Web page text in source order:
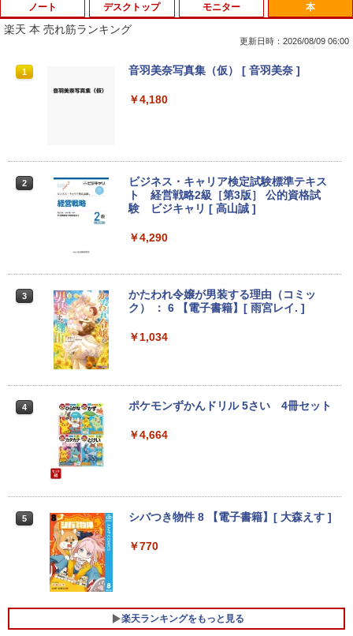
ノート デスクトップ モニター 本
楽天 本 売れ筋ランキング
更新日時：2026/08/09 06:00
1 音羽美奈写真集（仮） [ 音羽美奈 ]
￥4,180
2
ビジネス・キャリア検定試験標準テキス
ト 経営戦略2級［第3版］ 公的資格試
験 ビジキャリ [ 高山誠 ]
￥4,290
3
かたわれ令嬢が男装する理由（コミッ
ク） ： 6 【電子書籍】[ 雨宮レイ. ]
￥1,034
4 ポケモンずかんドリル 5さい 4冊セット
￥4,664
5 シバつき物件 8 【電子書籍】[ 大森えす ]
￥770
楽天ランキングをもっと見る